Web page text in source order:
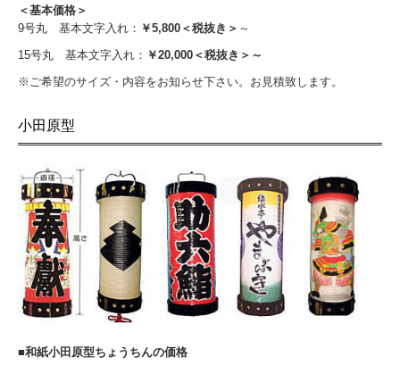
＜基本価格＞
9号丸 基本文字入れ： ￥5,800＜税抜き＞ ～
15号丸 基本文字入れ： ￥20,000＜税抜き＞～
※ご希望のサイズ・内容をお知らせ下さい。お見積致します。
小田原型
■和紙小田原型ちょうちんの価格